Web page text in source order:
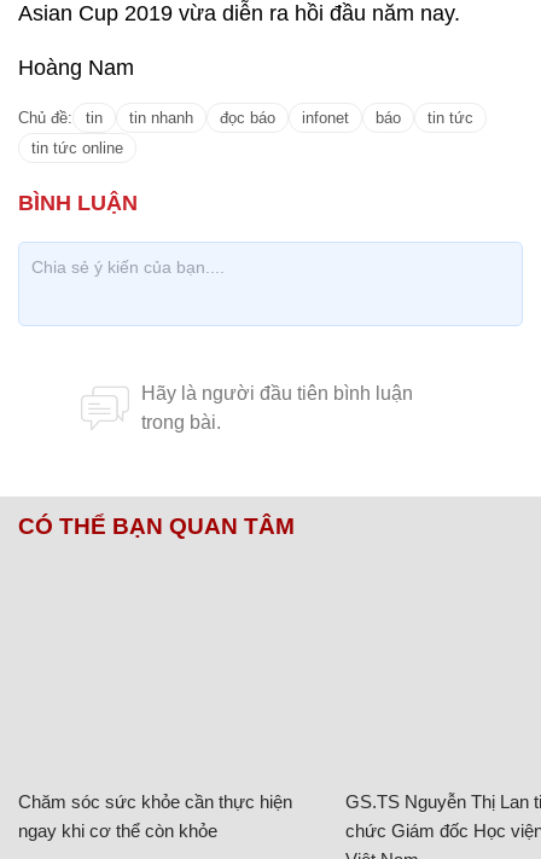
Asian Cup 2019 vừa diễn ra hồi đầu năm nay.
Hoàng Nam
Chủ đề: tin tin nhanh đọc báo infonet báo
tin tức
tin tức online
CÓ THỂ BẠN QUAN TÂM
Chăm sóc sức khỏe cần thực hiện
ngay khi cơ thể còn khỏe
GS.TS Nguyễn Thị Lan
chức Giám đốc Học